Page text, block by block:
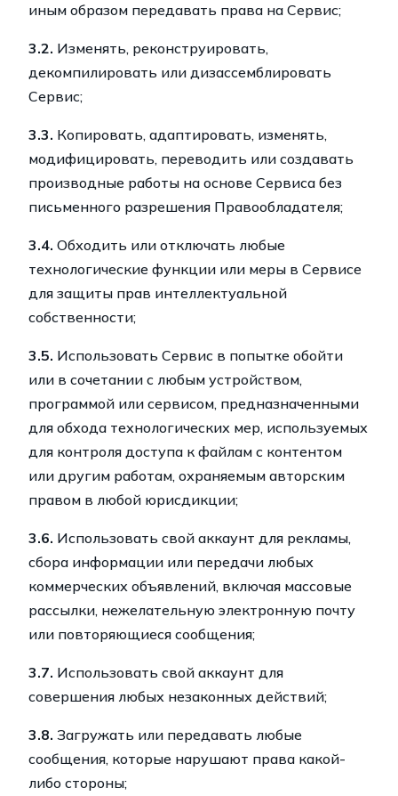
иным образом передавать права на Сервис;
3.2. Изменять, реконструировать,
декомпилировать или дизассемблировать
Сервис;
3.3. Копировать, адаптировать, изменять,
модифицировать, переводить или создавать
производные работы на основе Сервиса без
письменного разрешения Правообладателя;
3.4. Обходить или отключать любые
технологические функции или меры в Сервисе
для защиты прав интеллектуальной
собственности;
3.5. Использовать Сервис в попытке обойти
или в сочетании с любым устройством,
программой или сервисом, предназначенными
для обхода технологических мер, используемых
для контроля доступа к файлам с контентом
или другим работам, охраняемым авторским
правом в любой юрисдикции;
3.6. Использовать свой аккаунт для рекламы,
сбора информации или передачи любых
коммерческих объявлений, включая массовые
рассылки, нежелательную электронную почту
или повторяющиеся сообщения;
3.7. Использовать свой аккаунт для
совершения любых незаконных действий;
3.8. Загружать или передавать любые
сообщения, которые нарушают права какой-
либо стороны;